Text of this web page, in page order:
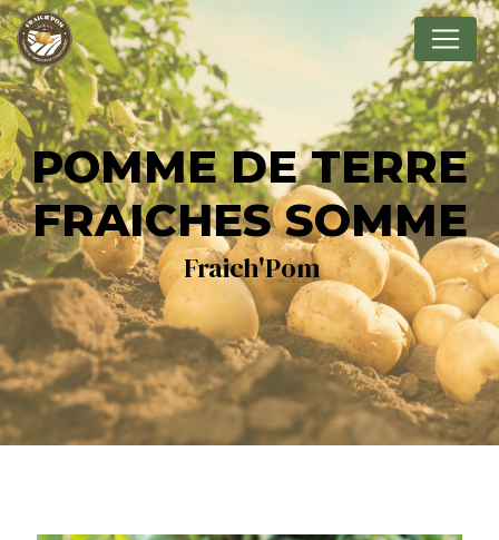
POMME DE TERRE
FRAICHES SOMME
Fraich'Pom
Panneau de gestion des cookies